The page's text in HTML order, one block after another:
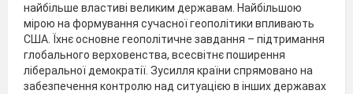
найбільше властиві великим державам. Найбільшою
мірою на формування сучасної геополітики впливають
США. Їхнє основне геополітичне завдання – підтримання
глобального верховенства, всесвітнє поширення
ліберальної демократії. Зусилля країни спрямовано на
забезпечення контролю над ситуацією в інших державах